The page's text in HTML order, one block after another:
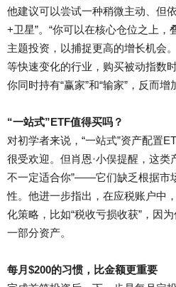
他建议可以尝试一种稍微主动、但
+卫星”。“你可以在核心仓位之上
主题投资，以捕捉更高的增长机会
等快速变化的行业，购买被动指数
你同时持有“赢家”和“输家”，反而增
“一站式”ETF值得买吗？
对初学者来说，“一站式”资产配置
很受欢迎。但肖恩·小俣提醒，这类
不一定适合你”——它们缺乏根据市
性。他进一步指出，在应税账户中
化策略，比如“税收亏损收获”，因
一部分资产。
每月$200的习惯，比金额更重要